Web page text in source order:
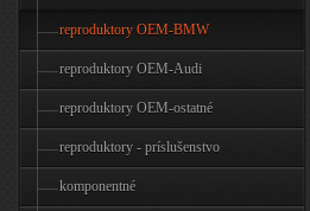
reproduktory OEM-BMW
reproduktory OEM-Audi
reproduktory OEM-ostatné
reproduktory - príslušenstvo
komponentné